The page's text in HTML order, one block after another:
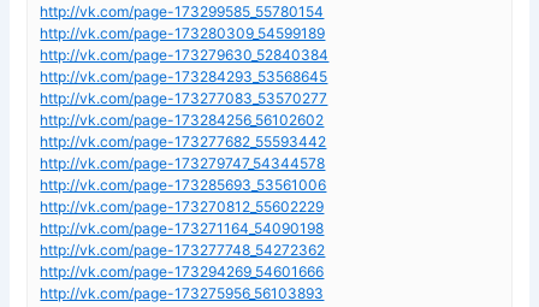
http://vk.com/page-173299585_55780154
http://vk.com/page-173280309_54599189
http://vk.com/page-173279630_52840384
http://vk.com/page-173284293_53568645
http://vk.com/page-173277083_53570277
http://vk.com/page-173284256_56102602
http://vk.com/page-173277682_55593442
http://vk.com/page-173279747_54344578
http://vk.com/page-173285693_53561006
http://vk.com/page-173270812_55602229
http://vk.com/page-173271164_54090198
http://vk.com/page-173277748_54272362
http://vk.com/page-173294269_54601666
http://vk.com/page-173275956_56103893